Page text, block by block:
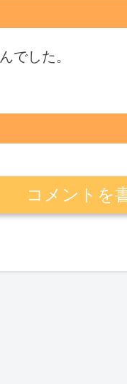
でした。
コメントを